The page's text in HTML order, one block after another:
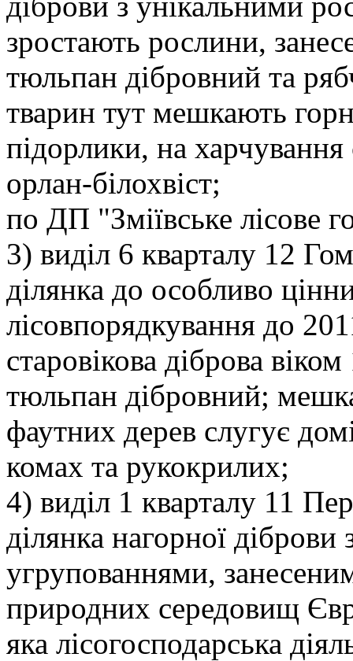
зростають рослини,
тюльпан дібровний та
тварин тут мешкають
підорлики, на харчування
орлан-білохвіст;
по ДП "Зміївське лісове
3) виділ 6 кварталу 12
ділянка до особливо
лісовпорядкування до
старовікова діброва
тюльпан дібровний;
фаутних дерев слугує
комах та рукокрилих;
4) виділ 1 кварталу 11
ділянка нагорної
угрупованнями,
природних середовищ
яка лісогосподарська